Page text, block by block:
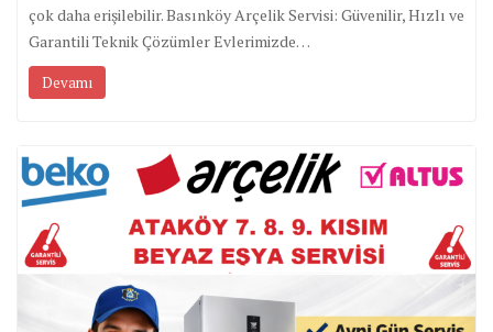
çok daha erişilebilir. Basınköy Arçelik Servisi: Güvenilir, Hızlı ve
Garantili Teknik Çözümler Evlerimizde…
Devamı